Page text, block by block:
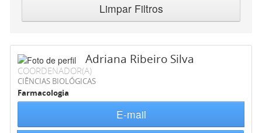
Limpar Filtros
Adriana Ribeiro Silva
COORDENADOR(A)
CIÊNCIAS BIOLÓGICAS
Farmacologia
E-mail